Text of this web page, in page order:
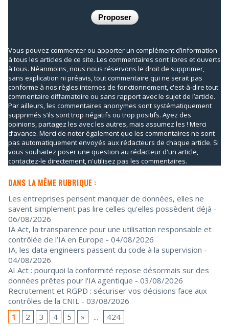
Vous pouvez commenter ou apporter un complément d’information
à tous les articles de ce site. Les commentaires sont libres et ouverts
à tous. Néanmoins, nous nous réservons le droit de supprimer,
sans explication ni préavis, tout commentaire qui ne serait pas
conforme à nos règles internes de fonctionnement, c'est-à-dire tout
commentaire diffamatoire ou sans rapport avec le sujet de l’article.
Par ailleurs, les commentaires anonymes sont systématiquement
supprimés s’ils sont trop négatifs ou trop positifs. Ayez des
opinions, partagez les avec les autres, mais assumez les ! Merci
d’avance. Merci de noter également que les commentaires ne sont
pas automatiquement envoyés aux rédacteurs de chaque article. Si
vous souhaitez poser une question au rédacteur d'un article,
contactez-le directement, n'utilisez pas les commentaires.
DANS LA MÊME RUBRIQUE :
Les entreprises pensent manquer de données, elles ne
savent simplement pas lire celles qu'elles possèdent déjà -
06/08/2026
IA Act, la transparence pour une utilisation responsable et
contrôlée de l’IA en Europe - 04/08/2026
IA, les data engineers passent du code à la supervision -
04/08/2026
AI Act : pourquoi la conformité repose désormais sur des
données prêtes pour l'IA agentique - 03/08/2026
Recrutement et RGPD : sécuriser vos décisions face aux
contrôles de la CNIL - 03/08/2026
1
2 3 4 5 » ... 424